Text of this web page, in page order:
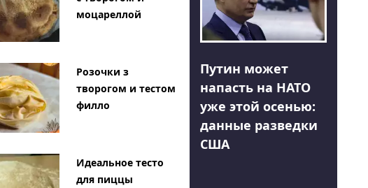
моцареллой
Розочки з
творогом и тестом
филло
Идеальное тесто
для пиццы
Путин может
напасть на НАТО
уже этой осенью:
данные разведки
США